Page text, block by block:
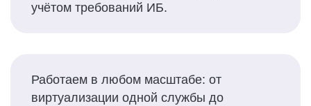
учётом требований ИБ.
Работаем в любом масштабе: от
виртуализации одной службы до